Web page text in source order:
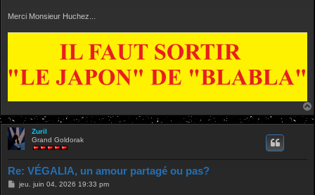
Merci Monsieur Huchez...
Zuril
Grand Goldorak
Re: VÉGALIA, un amour partagé ou pas?
Mjeu. juin 04, 2026 19:33 pm